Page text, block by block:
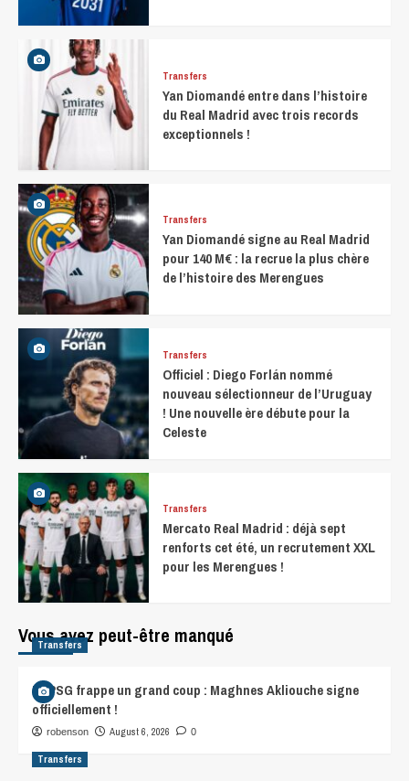
Transfers
Yan Diomandé entre dans l’histoire
du Real Madrid avec trois records
exceptionnels !
Transfers
Yan Diomandé signe au Real Madrid
pour 140 M€ : la recrue la plus chère
de l’histoire des Merengues
Transfers
Officiel : Diego Forlán nommé
nouveau sélectionneur de l’Uruguay
! Une nouvelle ère débute pour la
Celeste
Transfers
Mercato Real Madrid : déjà sept
renforts cet été, un recrutement XXL
pour les Merengues !
Vous avez peut-être manqué
Transfers
Le PSG frappe un grand coup : Maghnes Akliouche signe
officiellement !
robenson August 6, 2026 0
Transfers